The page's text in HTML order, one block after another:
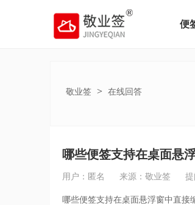
便
敬业签 > 在线回答
哪些便签支持在桌面悬
用户：匿名 来源：敬业签 提
哪些便签支持在桌面悬浮窗中直接